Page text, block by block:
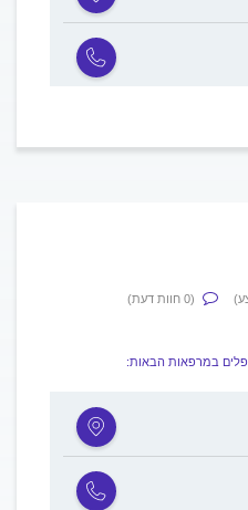
(0 חוות דעת)
במרפאות הבאות: